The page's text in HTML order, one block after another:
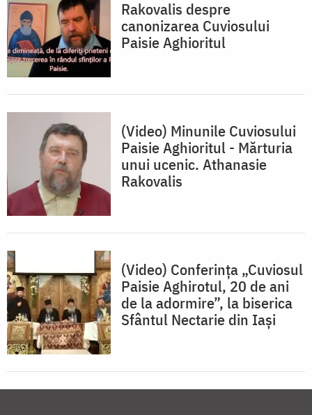
Rakovalis despre
canonizarea Cuviosului
Paisie Aghioritul
(Video) Minunile Cuviosului
Paisie Aghioritul - Mărturia
unui ucenic. Athanasie
Rakovalis
(Video) Conferința „Cuviosul
Paisie Aghirotul, 20 de ani
de la adormire”, la biserica
Sfântul Nectarie din Iași